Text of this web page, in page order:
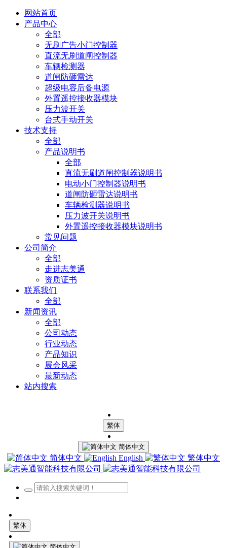
网站首页
产品中心
全部
无刷广告小门控制器
直流无刷道闸控制器
车辆检测器
道闸防砸雷达
超级电容后备电源
外置遥控接收器模块
压力波开关
台式手动开关
技术支持
全部
产品说明书
全部
直流无刷道闸控制器说明书
电动小门控制器说明书
道闸防砸雷达说明书
车辆检测器说明书
压力波开关说明书
外置遥控接收器模块说明书
常见问题
公司简介
全部
走进志美通
资质证书
联系我们
全部
新闻资讯
全部
公司动态
行业动态
产品知识
展会风采
最新动态
站内搜索
繁体
简体中文
简体中文 English 繁体中文
繁体